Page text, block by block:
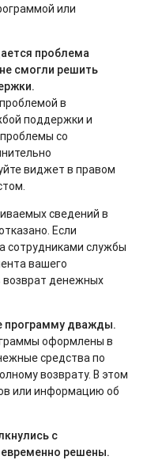
или
проблема
смогли решить
в
поддержки и
со
виджет в правом
сведений в
Если
сотрудниками службы
вашего
возврат денежных
программу дважды.
оформлены в
средства по
возврату. В этом
или информацию об
с
решены.